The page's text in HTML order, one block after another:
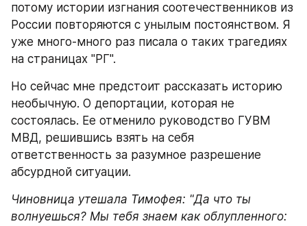
потому истории изгнания соотечественников из
России повторяются с унылым постоянством. Я
уже много-много раз писала о таких трагедиях
на страницах "РГ".
Но сейчас мне предстоит рассказать историю
необычную. О депортации, которая не
состоялась. Ее отменило руководство ГУВМ
МВД, решившись взять на себя
ответственность за разумное разрешение
абсурдной ситуации.
Чиновница утешала Тимофея: "Да что ты
волнуешься? Мы тебя знаем как облупленного: